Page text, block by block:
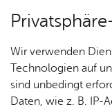
Stadt­ge­schich­te
Wir verwenden
Technologien auf
sind unbedingt
Daten, wie z. B. IP-